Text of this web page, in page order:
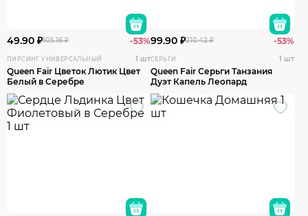
49.90 ₽105.16 ₽ -53%
ПИРСИНГ УНИВЕРСАЛЬНЫЙ 1 шт
Queen Fair Цветок Лютик Цвет
Белый в Серебре
99.90 ₽210.42 ₽ -53%
СЕРЬГИ 1 шт
Queen Fair Серьги Танзания
Дуэт Капель Леопард